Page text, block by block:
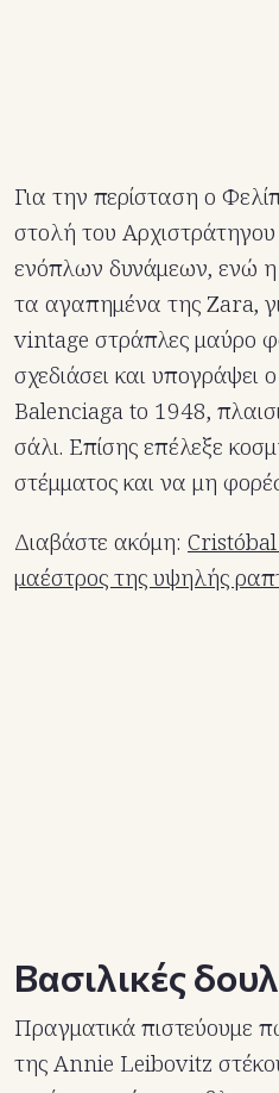
Για την περίσταση ο
στολή του
ενόπλων δυνάμεων, ενώ η
τα αγαπημένα της Zara,
vintage στράπλες μαύρο
σχεδιάσει και υπογράψει
Balenciaga to 1948,
σάλι. Επίσης επέλεξε
στέμματος και να μη
Διαβάστε ακόμη:
μαέστρος της υψηλής
Βασιλικές
Πραγματικά πιστεύουμε
της Annie Leibovitz